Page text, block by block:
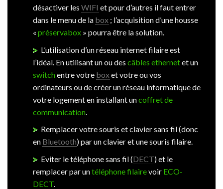
désactiver les WIFI et pour d’autres il faut entrer
dans le menu de la box; l’acquisition d’une housse
« préservabox» pourra être la solution.
L’utilisation d’un réseau internet filaire est
l’idéal. En utilisant un ou des câbles ethernetet un
switchentre votre boxet votre ou vos
ordinateurs ou de créer un réseau informatique de
votre logement en installant uncoffret de
communication.
Remplacer votre souris et clavier sans fil (donc
en Bluetooth) par un clavier et une souris filaire.
Eviter le téléphone sans fil (DECT) et le
remplacer par untéléphone filairevoir ECO-
DECT.